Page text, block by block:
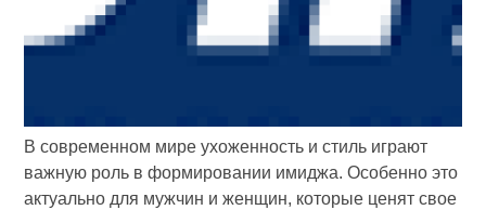
В современном мире ухоженность и стиль играют
важную роль в формировании имиджа. Особенно это
актуально для мужчин и женщин, которые ценят свое